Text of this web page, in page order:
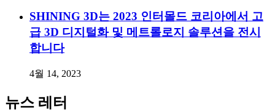
SHINING 3D는 2023 인터몰드 코리아에서 고
급 3D 디지털화 및 메트롤로지 솔루션을 전시
합니다
4월 14, 2023
뉴스 레터